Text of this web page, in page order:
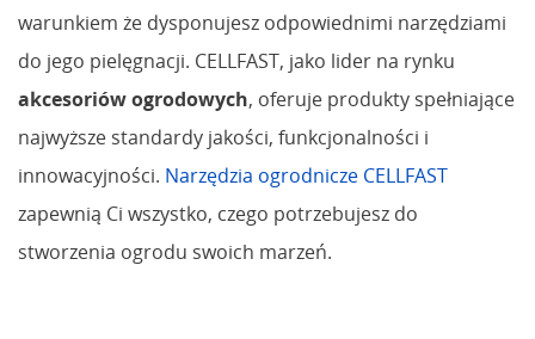
warunkiem że dysponujesz odpowiednimi narzędziami
do jego pielęgnacji. CELLFAST, jako lider na rynku
akcesoriów ogrodowych, oferuje produkty spełniające
najwyższe standardy jakości, funkcjonalności i
innowacyjności. Narzędzia ogrodnicze CELLFAST
zapewnią Ci wszystko, czego potrzebujesz do
stworzenia ogrodu swoich marzeń.